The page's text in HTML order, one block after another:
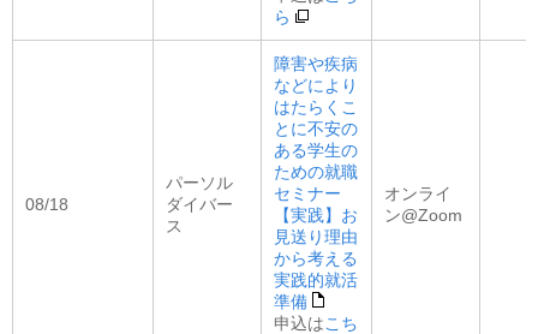
ら
08/18
パーソル
ダイバー
ス
障害や疾病
などにより
はたらくこ
とに不安の
ある学生の
ための就職
セミナー
【実践】お
見送り理由
から考える
実践的就活
準備
申込はこち
オンライ
ン@Zoom